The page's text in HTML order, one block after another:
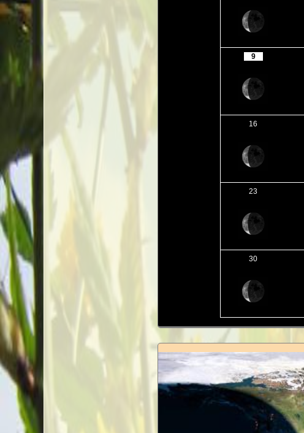
9
16
23
30